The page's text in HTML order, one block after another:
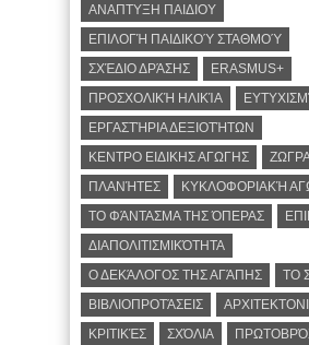
ΑΝΑΠΤΥΞΗ ΠΑΙΔΙΟΥ
ΕΠΙΛΟΓΉ ΠΑΙΔΙΚΟΎ ΣΤΑΘΜΟΎ
ΣΧΈΔΙΟ ΔΡΆΣΗΣ
ERASMUS+
ΠΡΟΣΧΟΛΙΚΉ ΗΛΙΚΊΑ
ΕΡΓΑΣΤΉΡΙΑ ΔΕΞΙΟΤΉΤΩΝ
ΚΕΝΤΡΟ ΕΙΔΙΚΗΣ ΑΓΩΓΗΣ
ΠΛΑΝΉΤΕΣ
ΚΥΚΛΟΦΟΡΙΑΚΉ
ΤΟ ΦΆΝΤΑΣΜΑ ΤΗΣ ΌΠΕΡΑΣ
ΔΙΑΠΟΛΙΤΙΣΜΙΚΌΤΗΤΑ
Ο ΔΕΚΆΛΟΓΟΣ ΤΗΣ ΑΓΆΠΗΣ
ΤΟ
ΒΙΒΛΙΟΠΡΟΤΆΣΕΙΣ
ΚΡΙΤΙΚΈΣ
ΣΧΌΛΙΑ